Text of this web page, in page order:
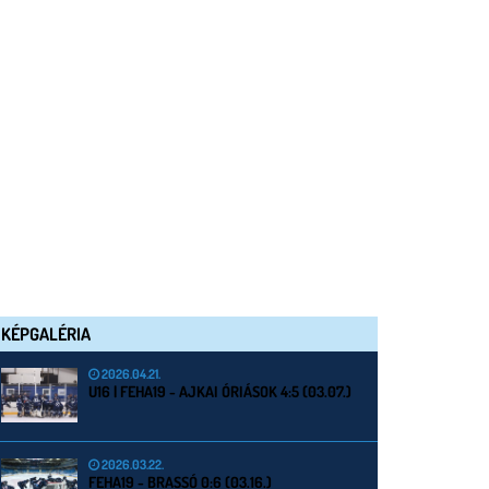
KÉPGALÉRIA
2026.04.21.
U16 | FEHA19 - AJKAI ÓRIÁSOK 4:5 (03.07.)
2026.03.22.
FEHA19 - BRASSÓ 0:6 (03.16.)